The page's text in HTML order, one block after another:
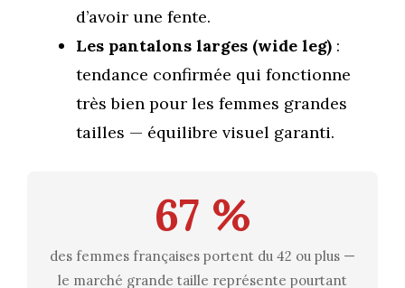
d’avoir une fente.
Les pantalons larges (wide leg) :
tendance confirmée qui fonctionne
très bien pour les femmes grandes
tailles — équilibre visuel garanti.
67 %
des femmes françaises portent du 42 ou plus —
le marché grande taille représente pourtant